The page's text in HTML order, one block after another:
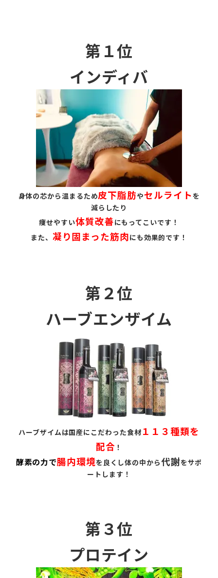
第１位
インディバ
身体の芯から温まるため皮下脂肪やセルライトを
減らしたり
痩せやすい体質改善にもってこいです！
また、 凝り固まった筋肉にも効果的です！
第２位
ハーブエンザイム
ハーブザイムは国産にこだわった食材１１３種類を
配合 ！
酵素の力で腸内環境を良くし体の中から 代謝をサポ
ートします！
第３位
プロテイン